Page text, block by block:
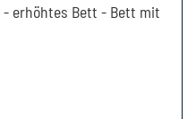
- erhöhtes Bett - Bett mit